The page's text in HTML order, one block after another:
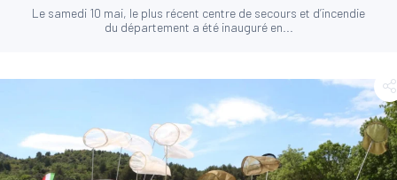
Le samedi 10 mai, le plus récent centre de secours et d’incendie
du département a été inauguré en...